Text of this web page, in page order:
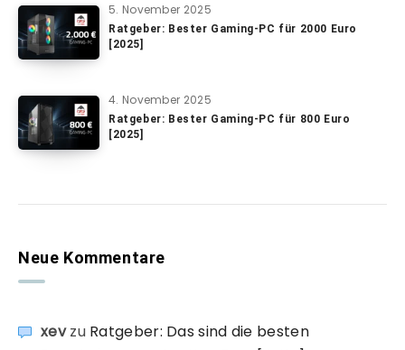
5. November 2025
Ratgeber: Bester Gaming-PC für 2000 Euro
[2025]
4. November 2025
Ratgeber: Bester Gaming-PC für 800 Euro
[2025]
Neue Kommentare
xevzu Ratgeber: Das sind die besten